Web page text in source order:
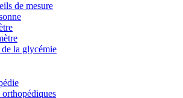
de mesure
la glycémie
orthopédiques